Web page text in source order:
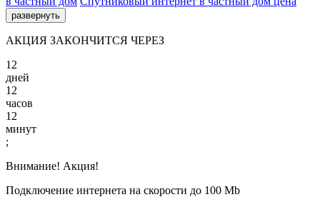
развернуть
АКЦИЯ ЗАКОНЧИТСЯ ЧЕРЕЗ
12
дней
12
часов
12
минут
;
Внимание! Акция!
Подключение интернета на скорости до 100 Mb